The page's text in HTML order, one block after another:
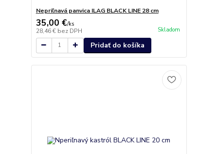
Nepriľnavá panvica ILAG BLACK LINE 28 cm
35,00 €/ks
28,46 € bez DPH Skladom
Pridať do košíka